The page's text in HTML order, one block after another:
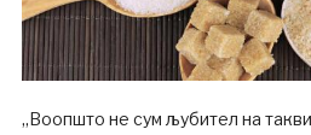
„Воопшто не сум љубител на